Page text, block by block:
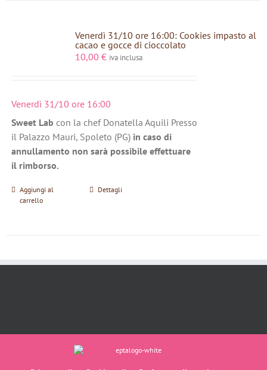
Venerdì 31/10 ore 16:00: Cookies impasto al
cacao e gocce di cioccolato
10,00 € iva inclusa
Venerdì 31/10 ore 16:00
Sweet Lab con la chef Donatella Aquili Presso
il Palazzo Mauri, Spoleto (PG) in caso di
annullamento non sarà possibile effettuare
il rimborso.
Aggiungi al
carrello
Dettagli